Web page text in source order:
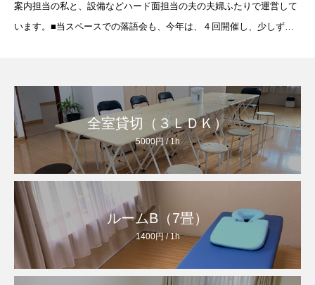
案内担当の私と、設備などハード面担当の夫の夫婦ふたりで運営して
います。■当スペースでの落語会も、今年は、４回開催し、少しずつ
全室貸切（３ＬＤＫ）
5000円 / 1h
ルームB（7畳）
1400円 / 1h